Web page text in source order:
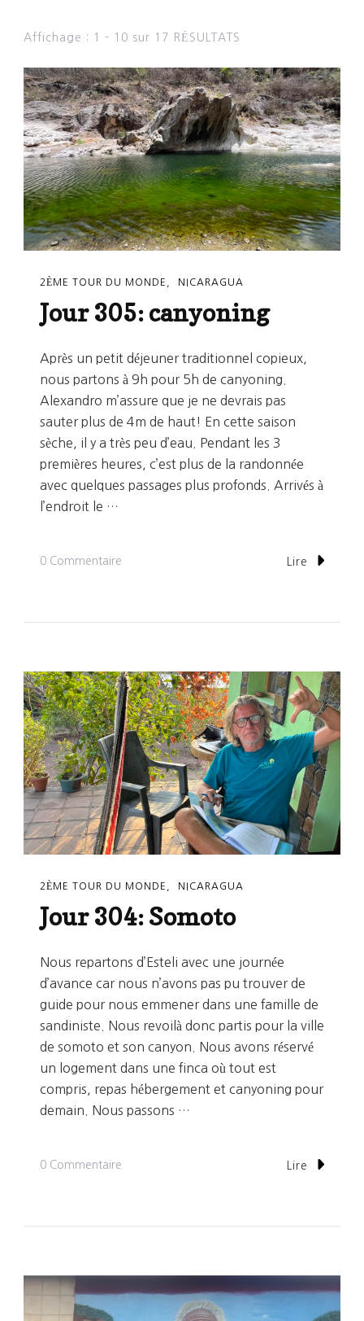
Affichage : 1 - 10 sur 17 RÉSULTATS
2ÈME TOUR DU MONDE NICARAGUA
Jour 305: canyoning
Après un petit déjeuner traditionnel copieux,
nous partons à 9h pour 5h de canyoning.
Alexandro m’assure que je ne devrais pas
sauter plus de 4m de haut! En cette saison
sèche, il y a très peu d’eau. Pendant les 3
premières heures, c’est plus de la randonnée
avec quelques passages plus profonds. Arrivés à
l’endroit le …
0 Commentaire Lire
2ÈME TOUR DU MONDE NICARAGUA
Jour 304: Somoto
Nous repartons d’Esteli avec une journée
d’avance car nous n’avons pas pu trouver de
guide pour nous emmener dans une famille de
sandiniste. Nous revoilà donc partis pour la ville
de somoto et son canyon. Nous avons réservé
un logement dans une finca où tout est
compris, repas hébergement et canyoning pour
demain. Nous passons …
0 Commentaire Lire